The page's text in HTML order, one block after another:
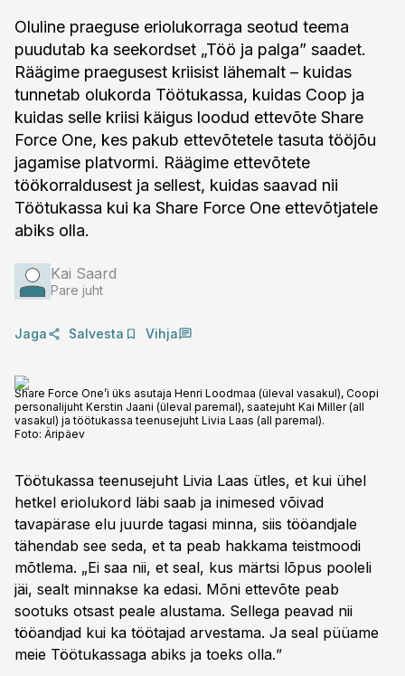
Oluline praeguse eriolukorraga seotud teema
puudutab ka seekordset „Töö ja palgaˮ saadet.
Räägime praegusest kriisist lähemalt – kuidas
tunnetab olukorda Töötukassa, kuidas Coop ja
kuidas selle kriisi käigus loodud ettevõte Share
Force One, kes pakub ettevõtetele tasuta tööjõu
jagamise platvormi. Räägime ettevõtete
töökorraldusest ja sellest, kuidas saavad nii
Töötukassa kui ka Share Force One ettevõtjatele
abiks olla.
Kai Saard
Pare juht
Jaga Salvesta Vihja
Share Force One’i üks asutaja Henri Loodmaa (üleval vasakul), Coopi
personalijuht Kerstin Jaani (üleval paremal), saatejuht Kai Miller (all
vasakul) ja töötukassa teenusejuht Livia Laas (all paremal).
Foto: Äripäev
Töötukassa teenusejuht Livia Laas ütles, et kui ühel
hetkel eriolukord läbi saab ja inimesed võivad
tavapärase elu juurde tagasi minna, siis tööandjale
tähendab see seda, et ta peab hakkama teistmoodi
mõtlema. „Ei saa nii, et seal, kus märtsi lõpus pooleli
jäi, sealt minnakse ka edasi. Mõni ettevõte peab
sootuks otsast peale alustama. Sellega peavad nii
tööandjad kui ka töötajad arvestama. Ja seal püüame
meie Töötukassaga abiks ja toeks olla.ˮ